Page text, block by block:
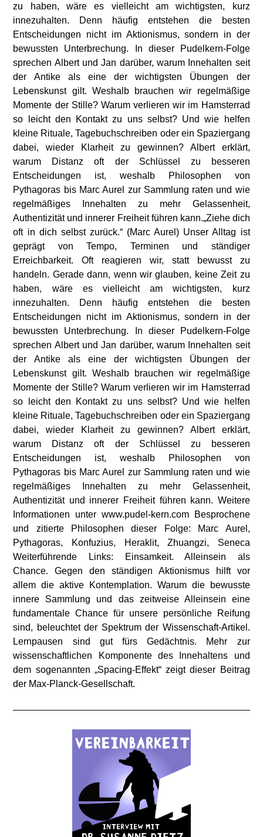
zu haben, wäre es vielleicht am wichtigsten, kurz
innezuhalten. Denn häufig entstehen die besten
Entscheidungen nicht im Aktionismus, sondern in der
bewussten Unterbrechung. In dieser Pudelkern-Folge
sprechen Albert und Jan darüber, warum Innehalten seit
der Antike als eine der wichtigsten Übungen der
Lebenskunst gilt. Weshalb brauchen wir regelmäßige
Momente der Stille? Warum verlieren wir im Hamsterrad
so leicht den Kontakt zu uns selbst? Und wie helfen
kleine Rituale, Tagebuchschreiben oder ein Spaziergang
dabei, wieder Klarheit zu gewinnen? Albert erklärt,
warum Distanz oft der Schlüssel zu besseren
Entscheidungen ist, weshalb Philosophen von
Pythagoras bis Marc Aurel zur Sammlung raten und wie
regelmäßiges Innehalten zu mehr Gelassenheit,
Authentizität und innerer Freiheit führen kann.„Ziehe dich
oft in dich selbst zurück.“ (Marc Aurel) Unser Alltag ist
geprägt von Tempo, Terminen und ständiger
Erreichbarkeit. Oft reagieren wir, statt bewusst zu
handeln. Gerade dann, wenn wir glauben, keine Zeit zu
haben, wäre es vielleicht am wichtigsten, kurz
innezuhalten. Denn häufig entstehen die besten
Entscheidungen nicht im Aktionismus, sondern in der
bewussten Unterbrechung. In dieser Pudelkern-Folge
sprechen Albert und Jan darüber, warum Innehalten seit
der Antike als eine der wichtigsten Übungen der
Lebenskunst gilt. Weshalb brauchen wir regelmäßige
Momente der Stille? Warum verlieren wir im Hamsterrad
so leicht den Kontakt zu uns selbst? Und wie helfen
kleine Rituale, Tagebuchschreiben oder ein Spaziergang
dabei, wieder Klarheit zu gewinnen? Albert erklärt,
warum Distanz oft der Schlüssel zu besseren
Entscheidungen ist, weshalb Philosophen von
Pythagoras bis Marc Aurel zur Sammlung raten und wie
regelmäßiges Innehalten zu mehr Gelassenheit,
Authentizität und innerer Freiheit führen kann. Weitere
Informationen unter www.pudel-kern.com Besprochene
und zitierte Philosophen dieser Folge: Marc Aurel,
Pythagoras, Konfuzius, Heraklit, Zhuangzi, Seneca
Weiterführende Links: Einsamkeit. Alleinsein als
Chance. Gegen den ständigen Aktionismus hilft vor
allem die aktive Kontemplation. Warum die bewusste
innere Sammlung und das zeitweise Alleinsein eine
fundamentale Chance für unsere persönliche Reifung
sind, beleuchtet der Spektrum der Wissenschaft-Artikel.
Lernpausen sind gut fürs Gedächtnis. Mehr zur
wissenschaftlichen Komponente des Innehaltens und
dem sogenannten „Spacing-Effekt“ zeigt dieser Beitrag
der Max-Planck-Gesellschaft.